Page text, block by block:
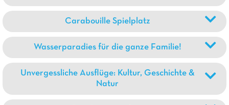
Carabouille Spielplatz
Wasserparadies für die ganze Familie!
Unvergessliche Ausflüge: Kultur, Geschichte &
Natur